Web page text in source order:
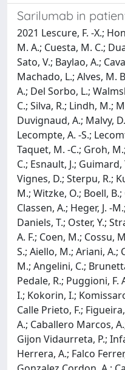
Sarilumab in
2021 Lescure, F. -X.;
M. A.; Cuesta, M. C.;
Sato, V.; Baylao, A.;
Machado, L.; Alves, M.
A.; Del Sorbo, L.;
C.; Silva, R.; Lindh, M.;
Duvignaud, A.; Malvy,
Lecompte, A. -S.;
Taquet, M. -C.; Groh,
C.; Esnault, J.;
Vignes, D.; Sterpu, R.;
M.; Witzke, O.; Boell,
Classen, A.; Heger, J. -
Daniels, T.; Oster, Y.;
A. F.; Coen, M.; Cossu,
S.; Aiello, M.; Ariani, A.;
M.; Angelini, C.;
Pedale, R.; Puggioni, F.
I.; Kokorin, I.;
Calle Prieto, F.;
A.; Caballero Marcos,
Gijon Vidaurreta, P.;
Herrera, A.; Falco